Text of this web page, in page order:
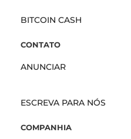
BITCOIN CASH
CONTATO
ANUNCIAR
ESCREVA PARA NÓS
COMPANHIA